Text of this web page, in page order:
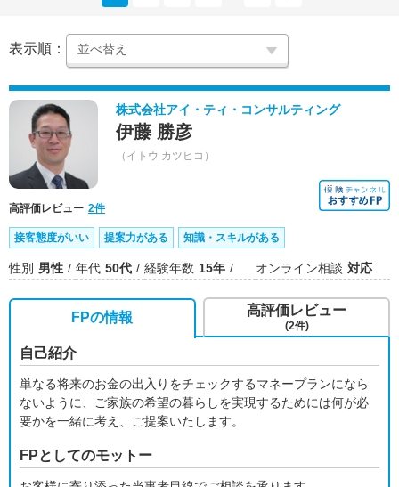
表示順：
株式会社アイ・ティ・コンサルティング
伊藤 勝彦
（イトウ カツヒコ）
高評価レビュー 2件
接客態度がいい 提案力がある 知識・スキルがある
性別 男性 年代 50代 経験年数 15年 オンライン相談 対応
FPの情報
自己紹介
単なる将来のお金の出入りをチェックするマネープランになら
ないように、ご家族の希望の暮らしを実現するためには何が必
要かを一緒に考え、ご提案いたします。
FPとしてのモットー
高評価レビュー
(2件)